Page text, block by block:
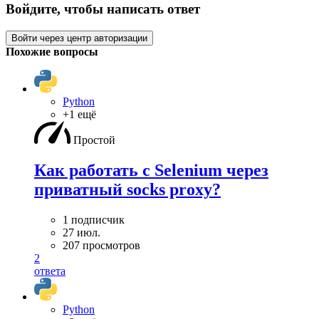
Войдите, чтобы написать ответ
Войти через центр авторизации
Похожие вопросы
Python
+1 ещё
Простой
Как работать с Selenium через
приватный socks proxy?
1 подписчик
27 июл.
207 просмотров
2
ответа
Python